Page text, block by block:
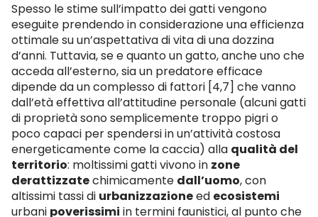
Spesso le stime sull’impatto dei gatti vengono
eseguite prendendo in considerazione una efficienza
ottimale su un’aspettativa di vita di una dozzina
d’anni. Tuttavia, se e quanto un gatto, anche uno che
acceda all’esterno, sia un predatore efficace
dipende da un complesso di fattori [4,7] che vanno
dall’età effettiva all’attitudine personale (alcuni gatti
di proprietà sono semplicemente troppo pigri o
poco capaci per spendersi in un’attività costosa
energeticamente come la caccia) alla qualità del
territorio: moltissimi gatti vivono in zone
derattizzatechimicamente dall’uomo, con
altissimi tassi di urbanizzazioneed ecosistemi
urbani poverissimi in termini faunistici, al punto che